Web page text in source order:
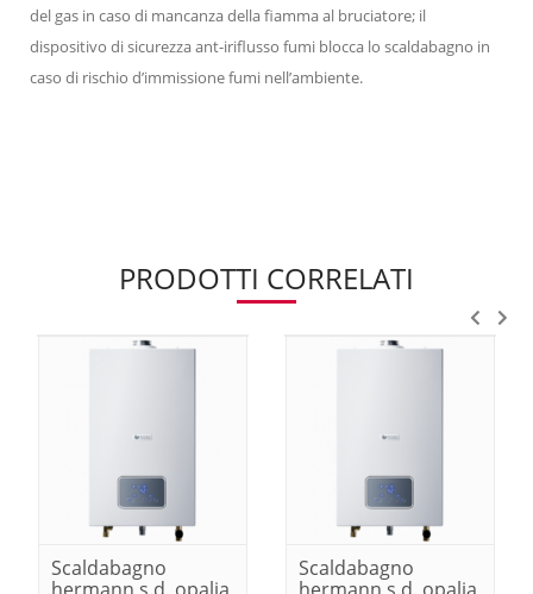
del gas in caso di mancanza della fiamma al bruciatore; il
dispositivo di sicurezza ant-iriflusso fumi blocca lo scaldabagno in
caso di rischio d’immissione fumi nell’ambiente.
PRODOTTI CORRELATI
Scaldabagno
Scaldabagno